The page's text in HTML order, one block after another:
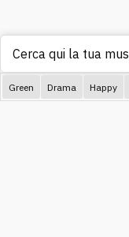
Cerca
Green Drama Happy